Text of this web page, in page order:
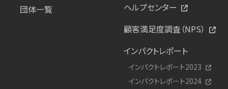
団体一覧
ヘルプセンター
顧客満足度調査（NPS）
インパクトレポート
インパクトレポート2023
インパクトレポート2024